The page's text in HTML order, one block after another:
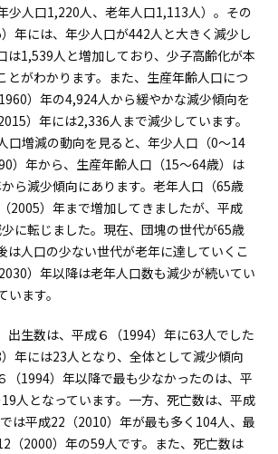
少人口1,220人、老年人口1,113人）。その
年には、年少人口が442人と大きく減少し
は1,539人と増加しており、少子高齢化が本
とがわかります。また、生産年齢人口につ
）年の4,924人から緩やかな減少傾向を
）年には2,336人まで減少しています。
口増減の動向を見ると、年少人口（0～14
）年から、生産年齢人口（15～64歳）は
ら減少傾向にあります。老年人口（65歳
2005）年まで増加してきましたが、平成
に転じました。現在、団塊の世代が65歳
は人口の少ない世代が老年に達していくこ
）年以降は老年人口数も減少が続いてい
ます。
出生数は、平成６（1994）年に63人でした
年には23人となり、全体として減少傾向
（1994）年以降で最も少なかったのは、平
人となっています。一方、死亡数は、平成
は平成22（2010）年が最も多く104人、最
（2000）年の59人です。また、死亡数は